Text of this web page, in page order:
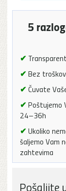
5
✔
✔ Bez
✔ Čuvate
✔ Poštujemo
24–36h
✔ Ukoliko
šaljemo Vam
zahtevima
Pošaljite